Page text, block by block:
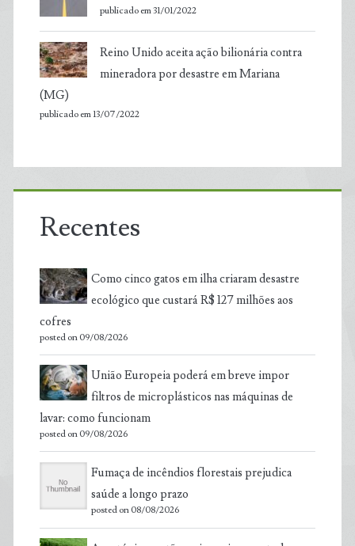
publicado em 31/01/2022
Reino Unido aceita ação bilionária contra
mineradora por desastre em Mariana
(MG)
publicado em 13/07/2022
Recentes
Como cinco gatos em ilha criaram desastre
ecológico que custará R$ 127 milhões aos
cofres
posted on 09/08/2026
União Europeia poderá em breve impor
filtros de microplásticos nas máquinas de
lavar: como funcionam
posted on 09/08/2026
Fumaça de incêndios florestais prejudica
saúde a longo prazo
posted on 08/08/2026